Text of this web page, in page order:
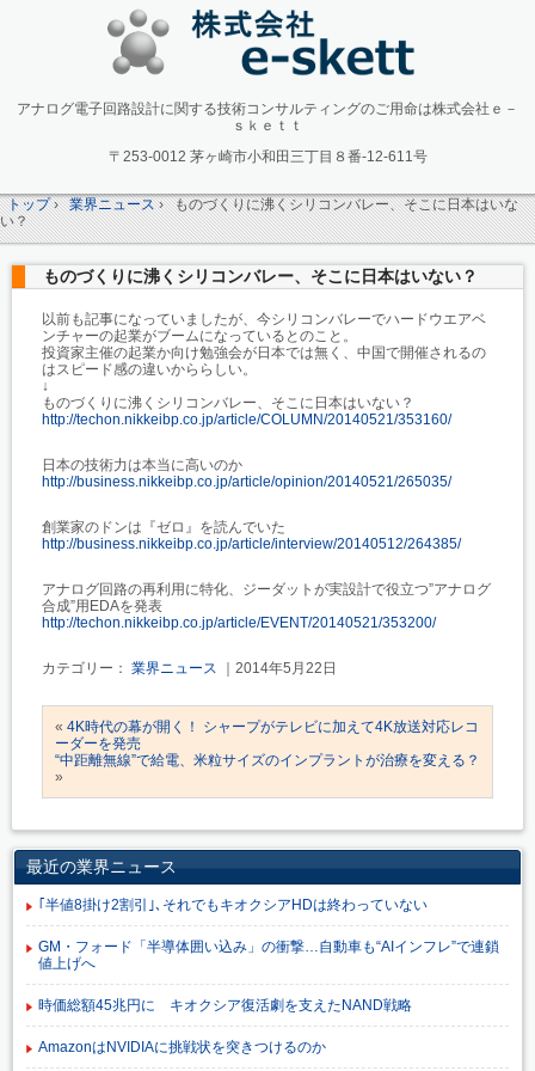
アナログ電子回路設計に関する技術コンサルティングのご用命は株式会社ｅ－
ｓｋｅｔｔ
〒253-0012 茅ヶ崎市小和田三丁目８番-12-611号
トップ› 業界ニュース› ものづくりに沸くシリコンバレー、そこに日本はいな
い？
ものづくりに沸くシリコンバレー、そこに日本はいない？
以前も記事になっていましたが、今シリコンバレーでハードウエアベ
ンチャーの起業がブームになっているとのこと。
投資家主催の起業か向け勉強会が日本では無く、中国で開催されるの
はスピード感の違いかららしい。
↓
ものづくりに沸くシリコンバレー、そこに日本はいない？
http://techon.nikkeibp.co.jp/article/COLUMN/20140521/353160/
日本の技術力は本当に高いのか
http://business.nikkeibp.co.jp/article/opinion/20140521/265035/
創業家のドンは『ゼロ』を読んでいた
http://business.nikkeibp.co.jp/article/interview/20140512/264385/
アナログ回路の再利用に特化、ジーダットが実設計で役立つ”アナログ
合成”用EDAを発表
http://techon.nikkeibp.co.jp/article/EVENT/20140521/353200/
カテゴリー： 業界ニュース ｜2014年5月22日
« 4K時代の幕が開く！ シャープがテレビに加えて4K放送対応レコ
ーダーを発売
“中距離無線”で給電、米粒サイズのインプラントが治療を変える？
»
最近の業界ニュース
｢半値8掛け2割引｣､それでもキオクシアHDは終わっていない
GM・フォード「半導体囲い込み」の衝撃…自動車も“AIインフレ”で連鎖
値上げへ
時価総額45兆円に キオクシア復活劇を支えたNAND戦略
AmazonはNVIDIAに挑戦状を突きつけるのか